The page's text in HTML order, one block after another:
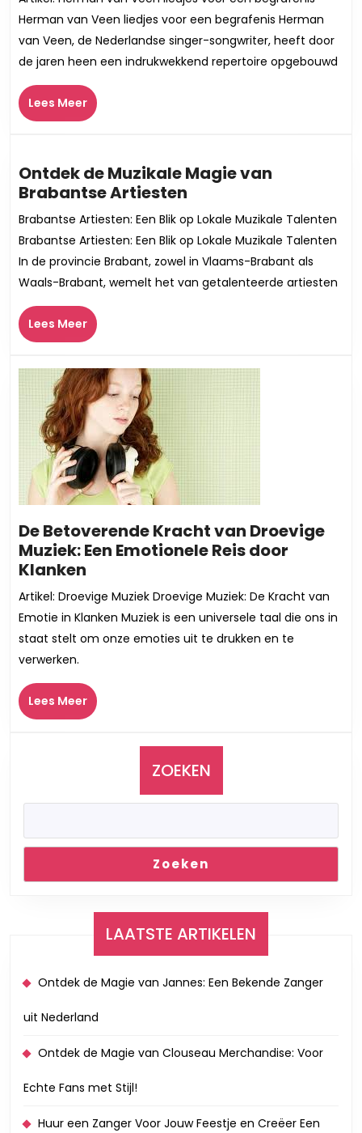
Veen:
Troostende
Liedjes
voor
Herman van Veen liedjes voor een begrafenis Herman
van Veen, de Nederlandse singer-songwriter, heeft door
de jaren heen een indrukwekkend repertoire opgebouwd
Lees MeerLees
Meer
Ontdek de Muzikale Magie van
Brabantse Artiesten
de
Muzikale
Magie
van
Brabantse
Brabantse Artiesten: Een Blik op Lokale Muzikale Talenten
Brabantse Artiesten: Een Blik op Lokale Muzikale Talenten
In de provincie Brabant, zowel in Vlaams-Brabant als
Waals-Brabant, wemelt het van getalenteerde artiesten
Lees MeerLees
Meer
De Betoverende Kracht van Droevige
Muziek: Een Emotionele Reis door
Klanken
Betoverende
Kracht
van
Droevige
Een
Emotionele
Reis
Klanken
Artikel: Droevige Muziek Droevige Muziek: De Kracht van
Emotie in Klanken Muziek is een universele taal die ons in
staat stelt om onze emoties uit te drukken en te
verwerken.
Lees MeerLees
Meer
ZOEKEN
Zoeken
LAATSTE ARTIKELEN
Ontdek de Magie van Jannes: Een Bekende Zanger
uit Nederland
Ontdek de Magie van Clouseau Merchandise: Voor
Echte Fans met Stijl!
Huur een Zanger Voor Jouw Feestje en Creëer Een